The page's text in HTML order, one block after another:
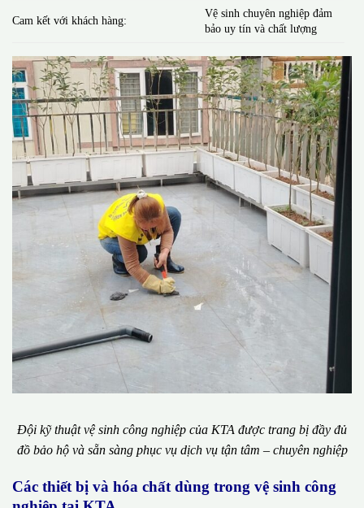
Cam kết với khách hàng:
Vệ sinh chuyên nghiệp đảm
bảo uy tín và chất lượng
Đội kỹ thuật vệ sinh công nghiệp của KTA được trang bị đầy đủ
đồ bảo hộ và sẵn sàng phục vụ dịch vụ tận tâm – chuyên nghiệp
Các thiết bị và hóa chất dùng trong vệ sinh công